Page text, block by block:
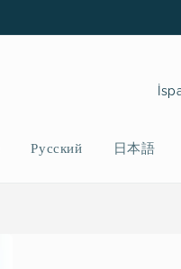
Русский 日本語
Ü
k